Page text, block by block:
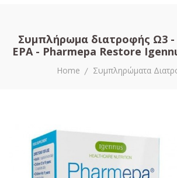
Συμπλήρωμα διατροφής Ω3 -
EPA - Pharmepa Restore
Home Συμπληρώματα